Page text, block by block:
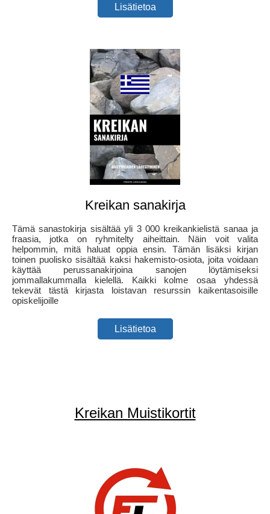
Lisätietoa
Kreikan sanakirja
Tämä sanastokirja sisältää yli 3 000 kreikankielistä sanaa ja
fraasia, jotka on ryhmitelty aiheittain. Näin voit valita
helpommin, mitä haluat oppia ensin. Tämän lisäksi kirjan
toinen puolisko sisältää kaksi hakemisto-osiota, joita voidaan
käyttää perussanakirjoina sanojen löytämiseksi
jommallakummalla kielellä. Kaikki kolme osaa yhdessä
tekevät tästä kirjasta loistavan resurssin kaikentasoisille
opiskelijoille
Lisätietoa
Kreikan Muistikortit